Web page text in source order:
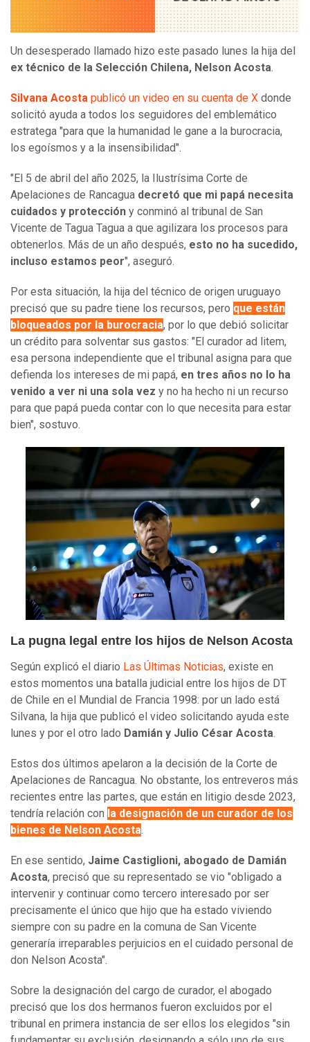
Un desesperado llamado hizo este pasado lunes la hija del
ex técnico de la Selección Chilena, Nelson Acosta.
Silvana Acosta publicó un video en su cuenta de X donde
solicitó ayuda a todos los seguidores del emblemático
estratega "para que la humanidad le gane a la burocracia,
los egoísmos y a la insensibilidad".
"El 5 de abril del año 2025, la Ilustrísima Corte de
Apelaciones de Rancagua decretó que mi papá necesita
cuidados y protección y conminó al tribunal de San
Vicente de Tagua Tagua a que agilizara los procesos para
obtenerlos. Más de un año después, esto no ha sucedido,
incluso estamos peor", aseguró.
Por esta situación, la hija del técnico de origen uruguayo
precisó que su padre tiene los recursos, pero que están
bloqueados por la burocracia, por lo que debió solicitar
un crédito para solventar sus gastos: "El curador ad litem,
esa persona independiente que el tribunal asigna para que
defienda los intereses de mi papá, en tres años no lo ha
venido a ver ni una sola vez y no ha hecho ni un recurso
para que papá pueda contar con lo que necesita para estar
bien", sostuvo.
La pugna legal entre los hijos de Nelson Acosta
Según explicó el diario Las Últimas Noticias, existe en
estos momentos una batalla judicial entre los hijos de DT
de Chile en el Mundial de Francia 1998: por un lado está
Silvana, la hija que publicó el video solicitando ayuda este
lunes y por el otro lado Damián y Julio César Acosta.
Estos dos últimos apelaron a la decisión de la Corte de
Apelaciones de Rancagua. No obstante, los entreveros más
recientes entre las partes, que están en litigio desde 2023,
tendría relación con la designación de un curador de los
bienes de Nelson Acosta.
En ese sentido, Jaime Castiglioni, abogado de Damián
Acosta, precisó que su representado se vio "obligado a
intervenir y continuar como tercero interesado por ser
precisamente el único que hijo que ha estado viviendo
siempre con su padre en la comuna de San Vicente
generaría irreparables perjuicios en el cuidado personal de
don Nelson Acosta".
Sobre la designación del cargo de curador, el abogado
precisó que los dos hermanos fueron excluidos por el
tribunal en primera instancia de ser ellos los elegidos "sin